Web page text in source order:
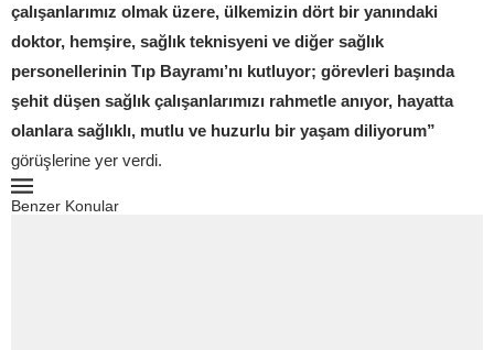
çalışanlarımız olmak üzere, ülkemizin dört bir yanındaki
doktor, hemşire, sağlık teknisyeni ve diğer sağlık
personellerinin Tıp Bayramı’nı kutluyor; görevleri başında
şehit düşen sağlık çalışanlarımızı rahmetle anıyor, hayatta
olanlara sağlıklı, mutlu ve huzurlu bir yaşam diliyorum”
görüşlerine yer verdi.
Benzer Konular